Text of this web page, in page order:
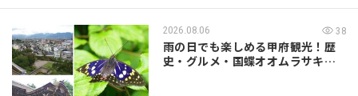
2026.08.06 38
雨の日でも楽しめる甲府観光！歴
史・グルメ・国蝶オオムラサキを